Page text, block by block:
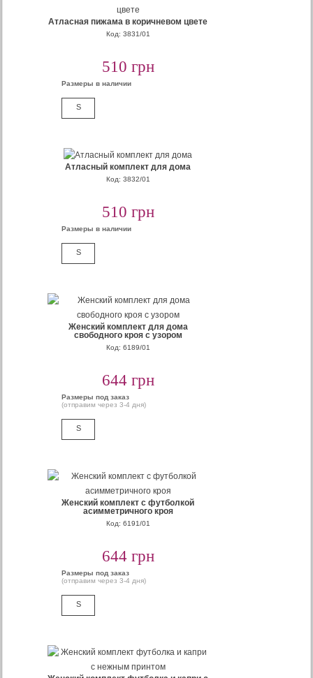
Атласная пижама в коричневом цвете
Код: 3831/01
510 грн
Размеры в наличии
S
Атласный комплект для дома
Код: 3832/01
510 грн
Размеры в наличии
S
Женский комплект для дома
свободного кроя с узором
Код: 6189/01
644 грн
Размеры под заказ
(отправим через 3-4 дня)
S
Женский комплект с футболкой
асимметричного кроя
Код: 6191/01
644 грн
Размеры под заказ
(отправим через 3-4 дня)
S